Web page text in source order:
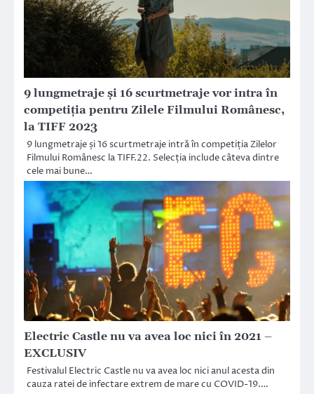
9 lungmetraje și 16 scurtmetraje vor intra în
competiția pentru Zilele Filmului Românesc,
la TIFF 2023
9 lungmetraje și 16 scurtmetraje intră în competiția Zilelor
Filmului Românesc la TIFF.22. Selecția include câteva dintre
cele mai bune…
Electric Castle nu va avea loc nici în 2021 –
EXCLUSIV
Festivalul Electric Castle nu va avea loc nici anul acesta din
cauza ratei de infectare extrem de mare cu COVID-19.…